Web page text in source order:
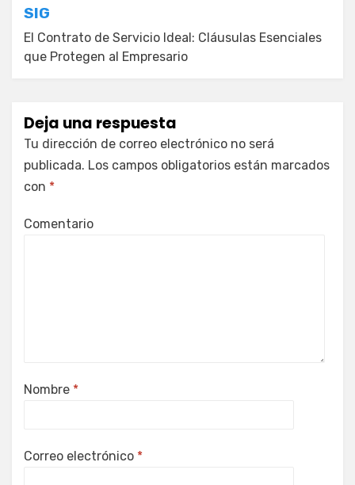
SIG
El Contrato de Servicio Ideal: Cláusulas Esenciales
que Protegen al Empresario
Deja una respuesta
Tu dirección de correo electrónico no será
publicada. Los campos obligatorios están marcados
con *
Comentario
Nombre *
Correo electrónico *